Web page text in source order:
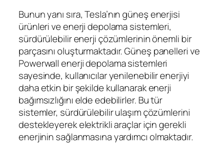
Bunun yanı sıra, Tesla’nın güneş enerjisi
ürünleri ve enerji depolama sistemleri,
sürdürülebilir enerji çözümlerinin önemli bir
parçasını oluşturmaktadır. Güneş panelleri ve
Powerwall enerji depolama sistemleri
sayesinde, kullanıcılar yenilenebilir enerjiyi
daha etkin bir şekilde kullanarak enerji
bağımsızlığını elde edebilirler. Bu tür
sistemler, sürdürülebilir ulaşım çözümlerini
destekleyerek elektrikli araçlar için gerekli
enerjinin sağlanmasına yardımcı olmaktadır.